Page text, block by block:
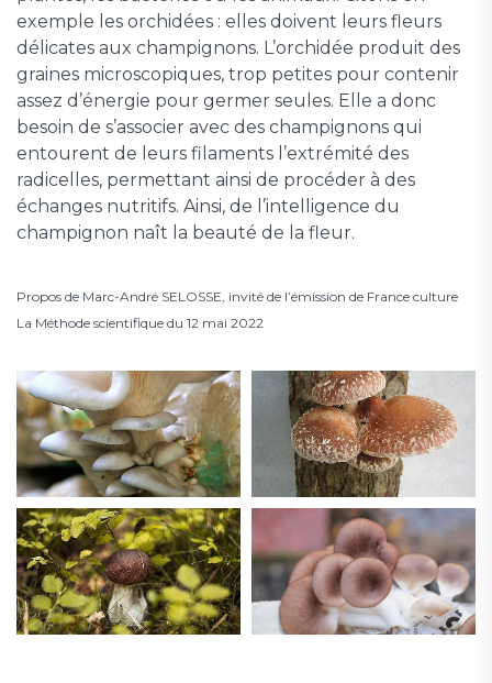
exemple les orchidées : elles doivent leurs fleurs
délicates aux champignons. L’orchidée produit des
graines microscopiques, trop petites pour contenir
assez d’énergie pour germer seules. Elle a donc
besoin de s’associer avec des champignons qui
entourent de leurs filaments l’extrémité des
radicelles, permettant ainsi de procéder à des
échanges nutritifs. Ainsi, de l’intelligence du
champignon naît la beauté de la fleur.
Propos de Marc-André SELOSSE, invité de l’émission de France culture
La Méthode scientifique du 12 mai 2022